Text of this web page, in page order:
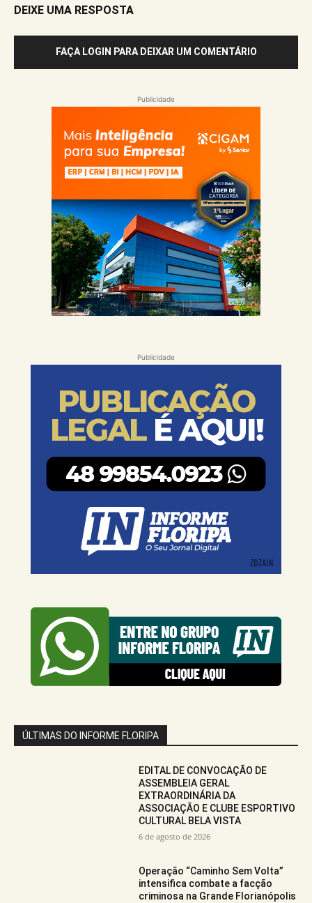
DEIXE UMA RESPOSTA
FAÇA LOGIN PARA DEIXAR UM COMENTÁRIO
Publicidade
Publicidade
ÚLTIMAS DO INFORME FLORIPA
EDITAL DE CONVOCAÇÃO DE
ASSEMBLEIA GERAL
EXTRAORDINÁRIA DA
ASSOCIAÇÃO E CLUBE ESPORTIVO
CULTURAL BELA VISTA
6 de agosto de 2026
Operação “Caminho Sem Volta”
intensifica combate a facção
criminosa na Grande Florianópolis